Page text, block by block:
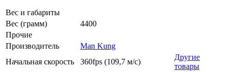
Вес и габариты
Вес (грамм)
4400
Прочие
Производитель
Man Kung
Начальная скорость
360fps (109,7 м/с)
Другие
товары